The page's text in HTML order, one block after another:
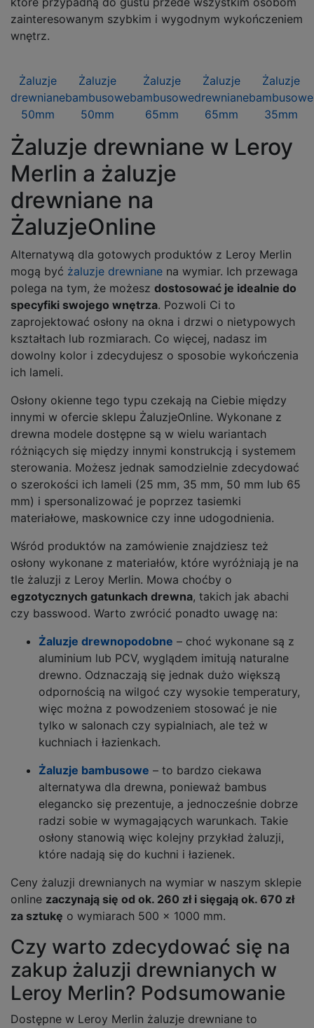
zainteresowanym szybkim i wygodnym wykończeniem
wnętrz.
Żaluzje
drewniane
50mm
Żaluzje
bambusowe
50mm
Żaluzje
bambusowe
65mm
Żaluzje
drewniane
65mm
Żaluzje
bambusowe
35mm
Żaluzje drewniane w Leroy
Merlin a żaluzje
drewniane na
ŻaluzjeOnline
Alternatywą dla gotowych produktów z Leroy Merlin
mogą być żaluzje drewniane na wymiar. Ich przewaga
polega na tym, że możesz dostosować je idealnie do
specyfiki swojego wnętrza. Pozwoli Ci to
zaprojektować osłony na okna i drzwi o nietypowych
kształtach lub rozmiarach. Co więcej, nadasz im
dowolny kolor i zdecydujesz o sposobie wykończenia
ich lameli.
Osłony okienne tego typu czekają na Ciebie między
innymi w ofercie sklepu ŻaluzjeOnline. Wykonane z
drewna modele dostępne są w wielu wariantach
różniących się między innymi konstrukcją i systemem
sterowania. Możesz jednak samodzielnie zdecydować
o szerokości ich lameli (25 mm, 35 mm, 50 mm lub 65
mm) i spersonalizować je poprzez tasiemki
materiałowe, maskownice czy inne udogodnienia.
Wśród produktów na zamówienie znajdziesz też
osłony wykonane z materiałów, które wyróżniają je na
tle żaluzji z Leroy Merlin. Mowa choćby o
egzotycznych gatunkach drewna, takich jak abachi
czy basswood. Warto zwrócić ponadto uwagę na:
Żaluzje drewnopodobne – choć wykonane są z
aluminium lub PCV, wyglądem imitują naturalne
drewno. Odznaczają się jednak dużo większą
odpornością na wilgoć czy wysokie temperatury,
więc można z powodzeniem stosować je nie
tylko w salonach czy sypialniach, ale też w
kuchniach i łazienkach.
Żaluzje bambusowe – to bardzo ciekawa
alternatywa dla drewna, ponieważ bambus
elegancko się prezentuje, a jednocześnie dobrze
radzi sobie w wymagających warunkach. Takie
osłony stanowią więc kolejny przykład żaluzji,
które nadają się do kuchni i łazienek.
Ceny żaluzji drewnianych na wymiar w naszym sklepie
online zaczynają się od ok. 260 zł i sięgają ok. 670 zł
za sztukę o wymiarach 500 x 1000 mm.
Czy warto zdecydować się na
zakup żaluzji drewnianych w
Leroy Merlin? Podsumowanie
Dostępne w Leroy Merlin żaluzje drewniane to